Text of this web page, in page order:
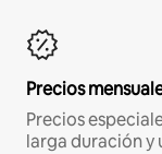
Precios
Precios
larga duración y